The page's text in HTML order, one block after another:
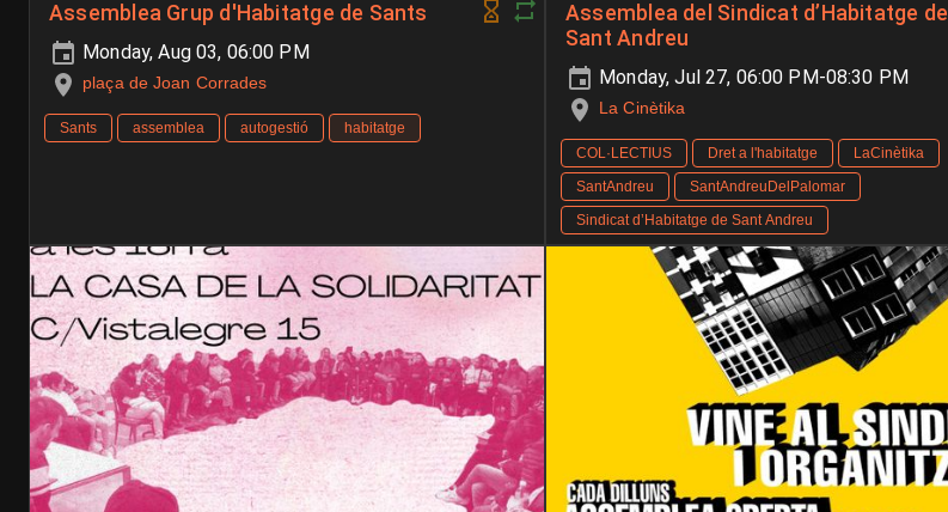
Assemblea Grup d'Habitatge de Sants
Monday, Aug 03, 06:00 PM
plaça de Joan Corrades
Sants assemblea autogestió habitatge
Assemblea del Sindicat d’Habitatge de
Sant Andreu
Monday, Jul 27, 06:00 PM-08:30 PM
La Cinètika
COL·LECTIUS Dret a l'habitatge
LaCinètika
SantAndreu
SantAndreuDelPalomar
Sindicat d’Habitatge de Sant Andreu